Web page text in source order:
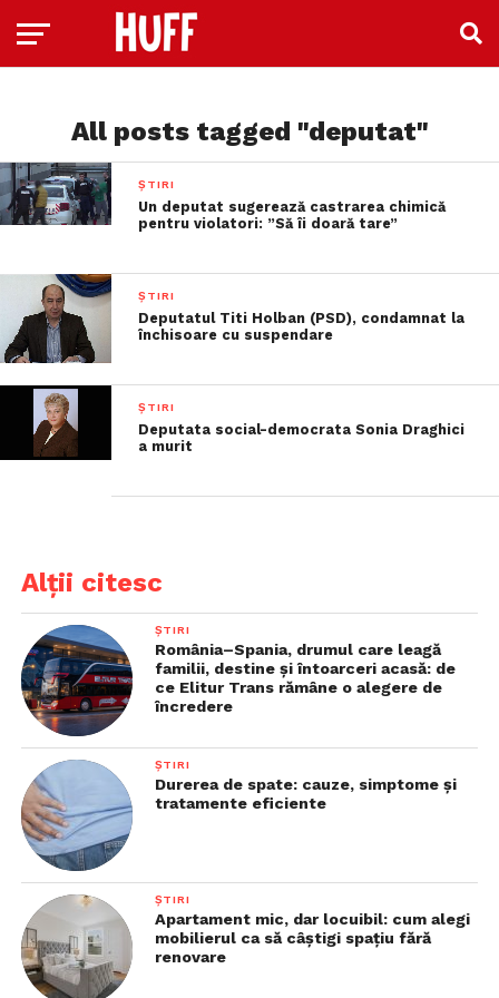
All posts tagged "deputat"
ȘTIRI
Un deputat sugerează castrarea chimică
pentru violatori: ”Să îi doară tare”
ȘTIRI
Deputatul Titi Holban (PSD), condamnat la
închisoare cu suspendare
ȘTIRI
Deputata social-democrata Sonia Draghici
a murit
Alții citesc
ȘTIRI
România–Spania, drumul care leagă
familii, destine și întoarceri acasă: de
ce Elitur Trans rămâne o alegere de
încredere
ȘTIRI
Durerea de spate: cauze, simptome și
tratamente eficiente
ȘTIRI
Apartament mic, dar locuibil: cum alegi
mobilierul ca să câștigi spațiu fără
renovare